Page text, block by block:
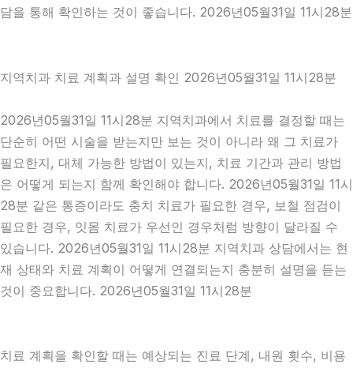
담을 통해 확인하는 것이 좋습니다. 2026년05월31일 11시28분
지역치과 치료 계획과 설명 확인 2026년05월31일 11시28분
2026년05월31일 11시28분 지역치과에서 치료를 결정할 때는
단순히 어떤 시술을 받는지만 보는 것이 아니라 왜 그 치료가
필요한지, 대체 가능한 방법이 있는지, 치료 기간과 관리 방법
은 어떻게 되는지 함께 확인해야 합니다. 2026년05월31일 11시
28분 같은 통증이라도 충치 치료가 필요한 경우, 보철 점검이
필요한 경우, 잇몸 치료가 우선인 경우처럼 방향이 달라질 수
있습니다. 2026년05월31일 11시28분 지역치과 상담에서는 현
재 상태와 치료 계획이 어떻게 연결되는지 충분히 설명을 듣는
것이 중요합니다. 2026년05월31일 11시28분
치료 계획을 확인할 때는 예상되는 진료 단계, 내원 횟수, 비용